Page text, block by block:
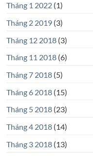
Tháng 1 2022(1)
Tháng 2 2019(3)
Tháng 12 2018(3)
Tháng 11 2018(6)
Tháng 7 2018(5)
Tháng 6 2018(15)
Tháng 5 2018(23)
Tháng 4 2018(14)
Tháng 3 2018(13)